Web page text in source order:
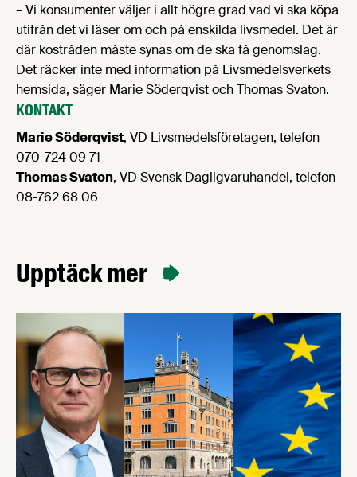
– Vi konsumenter väljer i allt högre grad vad vi ska köpa
utifrån det vi läser om och på enskilda livsmedel. Det är
där kostråden måste synas om de ska få genomslag.
Det räcker inte med information på Livsmedelsverkets
hemsida, säger Marie Söderqvist och Thomas Svaton.
KONTAKT
Marie Söderqvist, VD Livsmedelsföretagen, telefon
070-724 09 71
Thomas Svaton, VD Svensk Dagligvaruhandel, telefon
08-762 68 06
Upptäck mer